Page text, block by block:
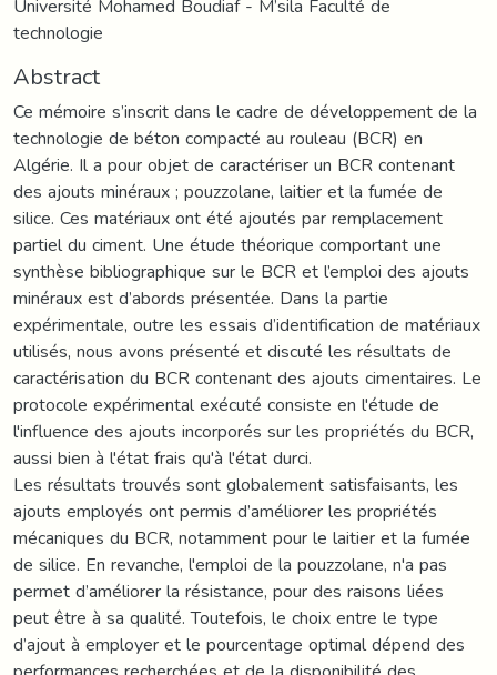
technologie
Abstract
Ce mémoire s’inscrit dans le cadre de développement de la
technologie de béton compacté au rouleau (BCR) en
Algérie. Il a pour objet de caractériser un BCR contenant
des ajouts minéraux ; pouzzolane, laitier et la fumée de
silice. Ces matériaux ont été ajoutés par remplacement
partiel du ciment. Une étude théorique comportant une
synthèse bibliographique sur le BCR et l’emploi des ajouts
minéraux est d’abords présentée. Dans la partie
expérimentale, outre les essais d’identification de matériaux
utilisés, nous avons présenté et discuté les résultats de
caractérisation du BCR contenant des ajouts cimentaires. Le
protocole expérimental exécuté consiste en l'étude de
l'influence des ajouts incorporés sur les propriétés du BCR,
aussi bien à l'état frais qu'à l'état durci.
Les résultats trouvés sont globalement satisfaisants, les
ajouts employés ont permis d’améliorer les propriétés
mécaniques du BCR, notamment pour le laitier et la fumée
de silice. En revanche, l'emploi de la pouzzolane, n'a pas
permet d’améliorer la résistance, pour des raisons liées
peut être à sa qualité. Toutefois, le choix entre le type
d’ajout à employer et le pourcentage optimal dépend des